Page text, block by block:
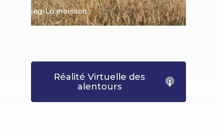
Zougueg-La moisson
Réalité Virtuelle des
alentours